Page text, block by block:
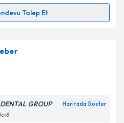
işlenmesine ilişkin
ve kişisel verilerimin belirtilen
Talebini Gönder
Talep Et
Talebi
Toptaş
uzmandan randevu almanız
e-posta ile
GROUP Haritada Göster